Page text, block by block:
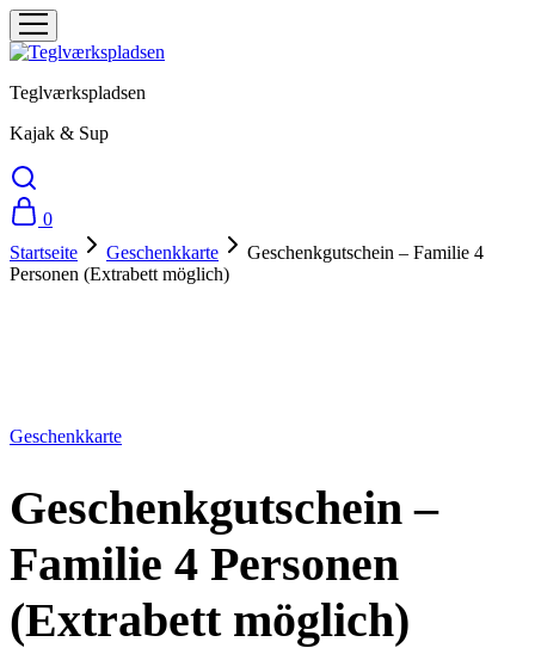
Teglværkspladsen
Kajak & Sup
0
Startseite
Geschenkkarte
Geschenkgutschein – Familie 4
Personen (Extrabett möglich)
Geschenkkarte
Geschenkgutschein –
Familie 4 Personen
(Extrabett möglich)